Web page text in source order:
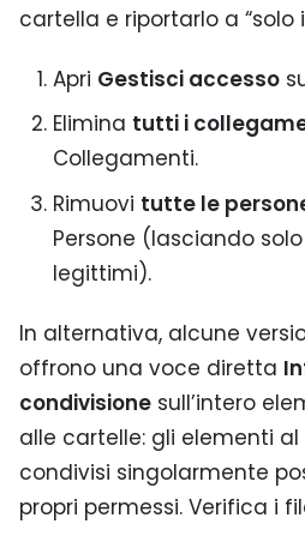
cartella e riportarlo a “solo
Apri Gestisci accesso
Elimina tutti i
Collegamenti.
Rimuovi tutte le
Persone (lasciando
legittimi).
In alternativa, alcune
offrono una voce diretta
condivisione sull’intero
alle cartelle: gli elementi
condivisi singolarmente
propri permessi. Verifica i